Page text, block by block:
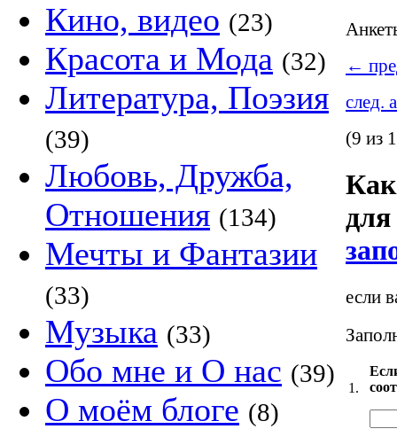
Кино, видео (23)
Красота и Мода (32)
Литература, Поэзия
(39)
Любовь, Дружба,
Отношения (134)
Мечты и Фантазии
(33)
Музыка (33)
Обо мне и О нас (39)
О моём блоге (8)
←
след.
(9 из
если
1.